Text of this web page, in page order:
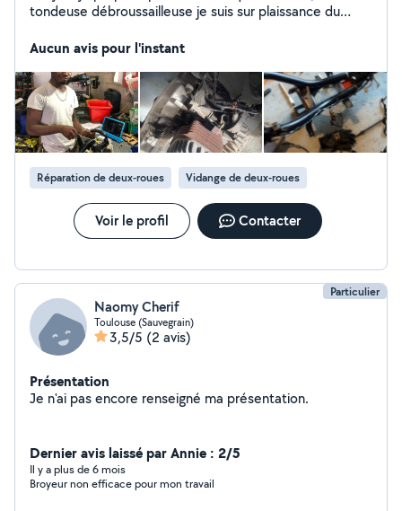
tondeuse débroussailleuse je suis sur plaissance du
besoins afin d'avoir une idée des possibilités à subvenir à
Aucun avis pour l'instant
Réparation de deux-roues Vidange de deux-roues
Voir le profil Contacter
Particulier
Naomy Cherif
Toulouse (Sauvegrain)
3,5/5 (2 avis)
Présentation
Je n'ai pas encore renseigné ma présentation.
Dernier avis laissé par Annie : 2/5
Il y a plus de 6 mois
Broyeur non efficace pour mon travail